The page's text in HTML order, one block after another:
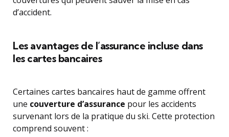
d’accident.
Les avantages de l’assurance incluse dans
les cartes bancaires
Certaines cartes bancaires haut de gamme offrent
une couverture d’assurance pour les accidents
survenant lors de la pratique du ski. Cette protection
comprend souvent :